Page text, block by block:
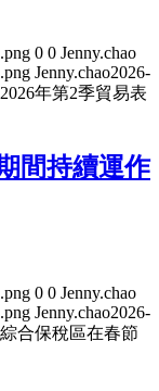
0 0 Jenny.chao
Jenny.chao2026-
年第2季貿易表
間持續運作
0 0 Jenny.chao
Jenny.chao2026-
合保稅區在春節